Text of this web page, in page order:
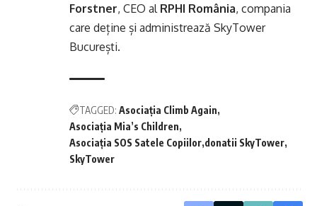
Forstner, CEO al RPHI România, compania
care deține și administrează SkyTower
București.
TAGGED: Asociația Climb Again
Asociația Mia’s Children
Asociația SOS Satele Copiilor donatii SkyTower
SkyTower